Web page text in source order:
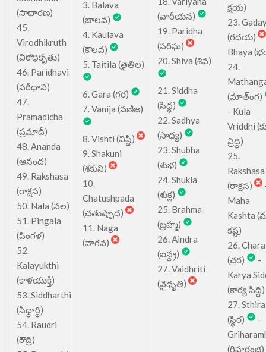
(సాధారణ)
45.
Virodhikruth
(విరోధికృతు)
46. Paridhavi
(పరీధావి)
47.
Pramadicha
(ప్రమాదీ)
48. Ananda
(ఆనంద)
49. Rakshasa
(రాక్షస)
50. Nala (నల)
51. Pingala
(పింగళ)
52.
Kalayukthi
(కాళయుక్తి)
53. Siddharthi
(సిధ్ధార్థి)
54. Raudri
(రౌద్రి)
3. Balava
(బాలవ)
4. Kaulava
(కౌలవ)
5. Taitila (తైతిల)
6. Gara (గర)
7. Vanija (వణిజ)
8. Vishti (విష్టి)
9. Shakuni
(శకుని)
10.
Chatushpada
(చతుష్పాద)
11. Naga
(నాగవ)
(వారీయన)
19. Paridha
(పరిఘ)
20. Shiva (శివ)
21. Siddha
(సిద్ధ)
22. Sadhya
(సాధ్య)
23. Shubha
(శుభ)
24. Shukla
(శుక్ల)
25. Brahma
(బ్రహ్మ)
26. Aindra
(ఐన్ద్ర)
27. Vaidhriti
(వైధృతి)
క్షయ)
23.
(గదయ)
Bhaya
24.
(మాత్ంగ)
- Kula
Vriddhi
వ్రిద్ధి)
25.
Rakshasa
(రాక్షస)
Maha
Kashta
కష్ట)
26. Chara
(చర)
-
Karya
(కార్య సిద్ధి)
27. Sthira
(స్థిర)
-
(గ్రిహరంభ)